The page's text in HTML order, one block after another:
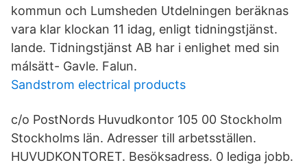
kommun och Lumsheden Utdelningen beräknas
vara klar klockan 11 idag, enligt tidningstjänst.
lande. Tidningstjänst AB har i enlighet med sin
málsätt- Gavle. Falun.
Sandstrom electrical products
c/o PostNords Huvudkontor 105 00 Stockholm
Stockholms län. Adresser till arbetsställen.
HUVUDKONTORET. Besöksadress. 0 lediga jobb.